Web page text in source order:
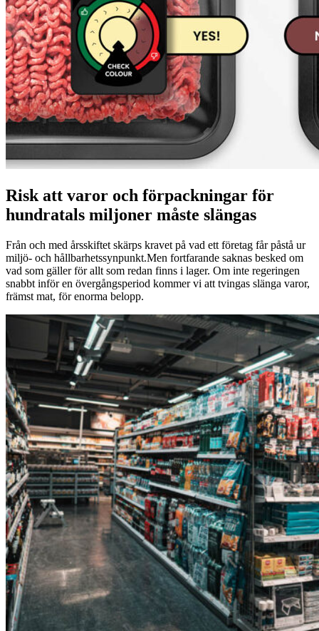
Risk att varor och förpackningar för
hundratals miljoner måste slängas
Från och med årsskiftet skärps kravet på vad ett företag får påstå ur
miljö- och hållbarhetssynpunkt.Men fortfarande saknas besked om
vad som gäller för allt som redan finns i lager. Om inte regeringen
snabbt inför en övergångsperiod kommer vi att tvingas slänga varor,
främst mat, för enorma belopp.